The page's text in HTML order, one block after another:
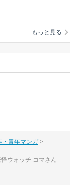
もっと見る
・青年マンガ
怪ウォッチ コマさん